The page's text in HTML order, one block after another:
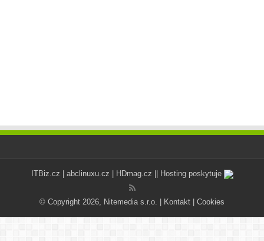
ITBiz.cz abclinuxu.cz HDmag.cz || Hosting poskytuje
© Copyright 2026, Nitemedia s.r.o. | Kontakt Cookies